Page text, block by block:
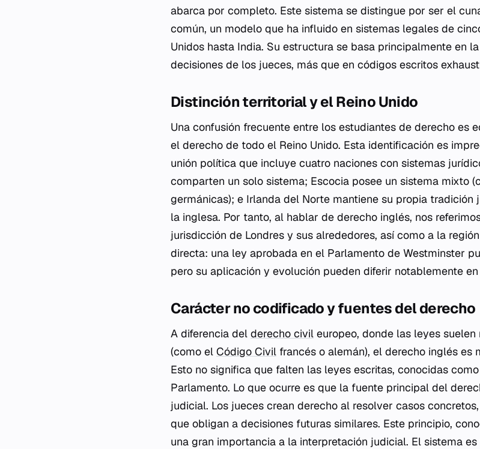
abarca por completo. Este sistema se distingue por ser el
común, un modelo que ha influido en sistemas legales de
Unidos hasta India. Su estructura se basa principalmente en
decisiones de los jueces, más que en códigos escritos
Distinción territorial y el Reino Unido
Una confusión frecuente entre los estudiantes de derecho es
el derecho de todo el Reino Unido. Esta identificación es
unión política que incluye cuatro naciones con sistemas
comparten un solo sistema; Escocia posee un sistema mixto
germánicas); e Irlanda del Norte mantiene su propia tradición
la inglesa. Por tanto, al hablar de derecho inglés, nos
jurisdicción de Londres y sus alrededores, así como a la
directa: una ley aprobada en el Parlamento de Westminster
pero su aplicación y evolución pueden diferir notablemente
Carácter no codificado y fuentes del derecho
A diferencia del derecho civil europeo, donde las leyes
(como el Código Civil francés o alemán), el derecho inglés es
Esto no significa que falten las leyes escritas, conocidas como
Parlamento. Lo que ocurre es que la fuente principal del
judicial. Los jueces crean derecho al resolver casos
que obligan a decisiones futuras similares. Este principio,
una gran importancia a la interpretación judicial. El sistema